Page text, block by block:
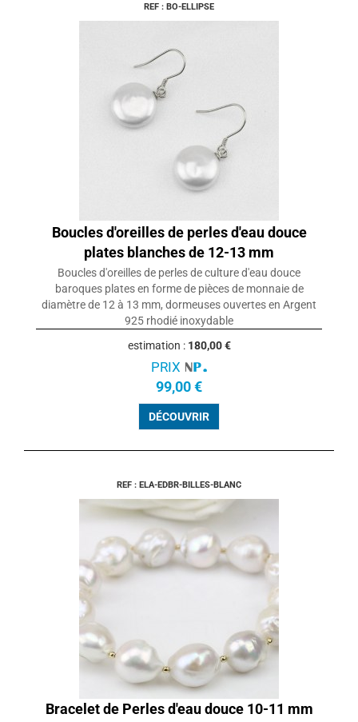
REF : BO-ELLIPSE
Boucles d'oreilles de perles d'eau douce
plates blanches de 12-13 mm
Boucles d'oreilles de perles de culture d'eau douce
baroques plates en forme de pièces de monnaie de
diamètre de 12 à 13 mm, dormeuses ouvertes en Argent
925 rhodié inoxydable
estimation : 180,00 €
PRIX
99,00 €
DÉCOUVRIR
REF : ELA-EDBR-BILLES-BLANC
Bracelet de Perles d'eau douce 10-11 mm